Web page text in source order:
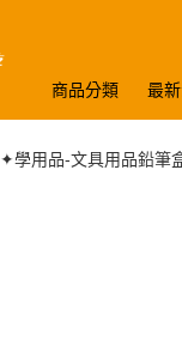
商品分類 最
✦學用品-文具用品鉛筆